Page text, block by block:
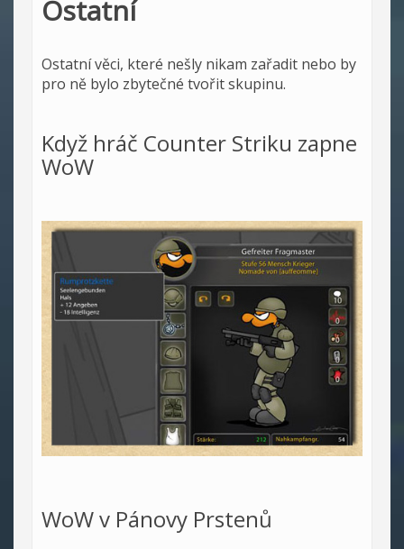
Ostatní
Ostatní věci, které nešly nikam zařadit nebo by
pro ně bylo zbytečné tvořit skupinu.
Když hráč Counter Striku zapne
WoW
WoW v Pánovy Prstenů